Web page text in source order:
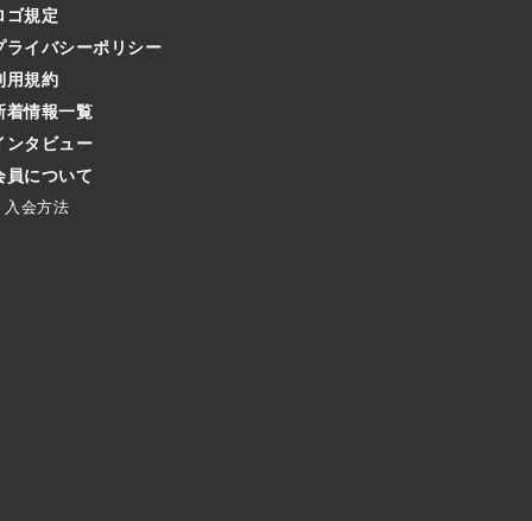
ゴ規定
ライバシーポリシー
用規約
着情報一覧
ンタビュー
員について
入会方法